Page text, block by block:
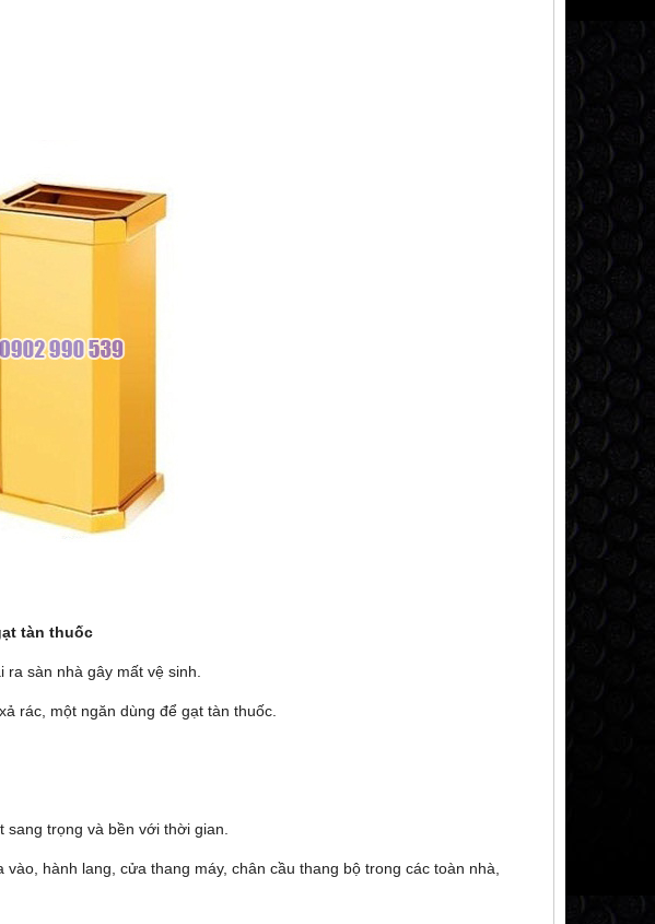
tàn thuốc
sàn nhà gây mất vệ sinh.
rác, một ngăn dùng để gạt tàn thuốc.
trọng và bền với thời gian.
hành lang, cửa thang máy, chân cầu thang bộ trong các toàn nhà,